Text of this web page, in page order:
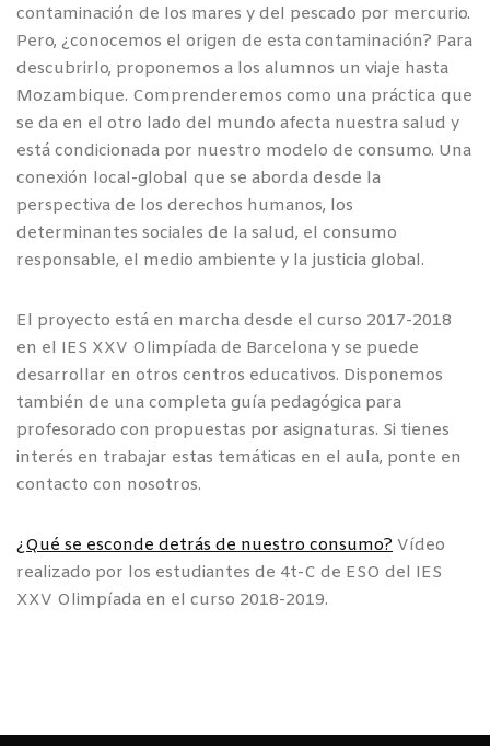
contaminación de los mares y del pescado por mercurio.
Pero, ¿conocemos el origen de esta contaminación? Para
descubrirlo, proponemos a los alumnos un viaje hasta
Mozambique. Comprenderemos como una práctica que
se da en el otro lado del mundo afecta nuestra salud y
está condicionada por nuestro modelo de consumo. Una
conexión local-global que se aborda desde la
perspectiva de los derechos humanos, los
determinantes sociales de la salud, el consumo
responsable, el medio ambiente y la justicia global.
El proyecto está en marcha desde el curso 2017-2018
en el IES XXV Olimpíada de Barcelona y se puede
desarrollar en otros centros educativos. Disponemos
también de una completa guía pedagógica para
profesorado con propuestas por asignaturas. Si tienes
interés en trabajar estas temáticas en el aula, ponte en
contacto con nosotros.
¿Qué se esconde detrás de nuestro consumo? Vídeo
realizado por los estudiantes de 4t-C de ESO del IES
XXV Olimpíada en el curso 2018-2019.